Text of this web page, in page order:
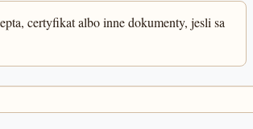
certyfikat albo inne dokumenty, jesli sa